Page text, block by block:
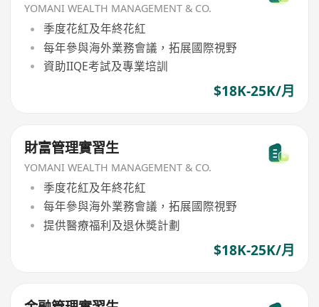
YOMANI WEALTH MANAGEMENT & CO.
季度花紅及年終花紅
每年參與海外業務會議，拓展國際視野
資助IIQE考試及專業培訓
$18K-25K/月
財富管理實習生
YOMANI WEALTH MANAGEMENT & CO.
季度花紅及年終花紅
每年參與海外業務會議，拓展國際視野
提供醫療福利及退休奬計劃
$18K-25K/月